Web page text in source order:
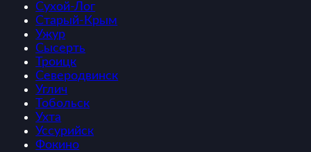
Сухой-Лог
Старый-Крым
Ужур
Сысерть
Троицк
Северодвинск
Углич
Тобольск
Ухта
Уссурийск
Фокино